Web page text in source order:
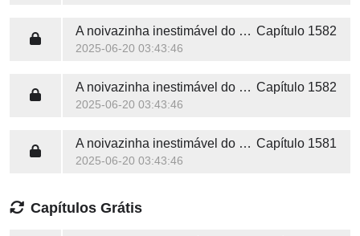
A noivazinha inestimável do Sr. Tremont Capítulo 1582
2025-06-20 03:43:46
A noivazinha inestimável do Sr. Tremont Capítulo 1582
2025-06-20 03:43:46
A noivazinha inestimável do Sr. Tremont Capítulo 1581
2025-06-20 03:43:46
Capítulos Grátis